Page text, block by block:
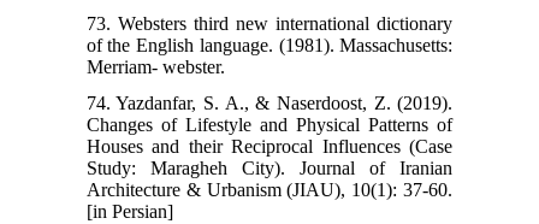
73. Websters third new international dictionary
of the English language. (1981). Massachusetts:
Merriam- webster.
74. Yazdanfar, S. A., & Naserdoost, Z. (2019).
Changes of Lifestyle and Physical Patterns of
Houses and their Reciprocal Influences (Case
Study: Maragheh City). Journal of Iranian
Architecture & Urbanism (JIAU), 10(1): 37-60.
[in Persian]